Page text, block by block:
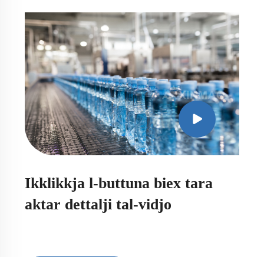
Ikklikkja l-buttuna biex tara
aktar dettalji tal-vidjo